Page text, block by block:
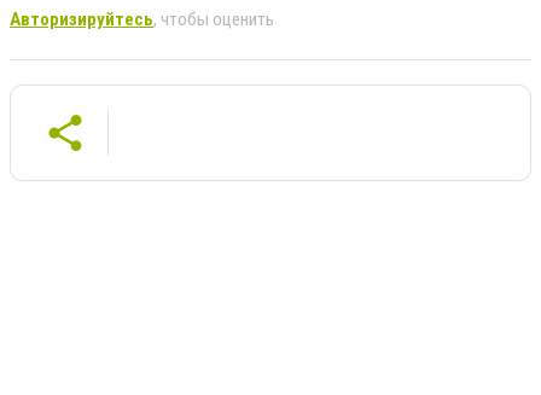
Авторизируйтесь, чтобы оценить